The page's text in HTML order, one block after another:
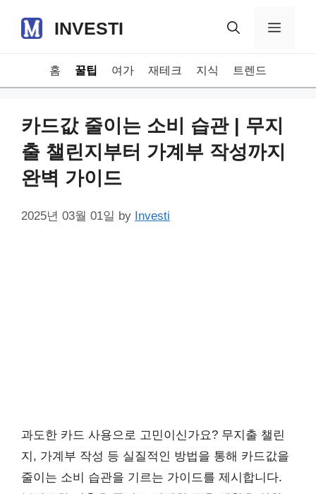
content
INVESTI Menu
홈 꿀팁 여가 재테크 지식 트렌드
카드값 줄이는 소비 습관 | 무지
출 챌린지부터 가계부 작성까지
완벽 가이드
2025년 03월 01일 by Investi
과도한 카드 사용으로 고민이신가요? 무지출 챌린
지, 가계부 작성 등 실질적인 방법을 통해 카드값을
줄이는 소비 습관을 기르는 가이드를 제시합니다.